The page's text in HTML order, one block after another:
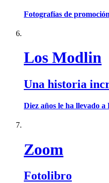
Fotografías de
Los Modlin
Una historia
Diez años le ha llevado
Zoom
Fotolibro